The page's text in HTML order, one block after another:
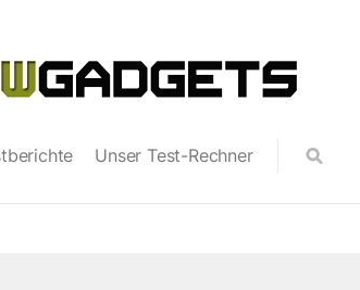
Unser Test-Rechner